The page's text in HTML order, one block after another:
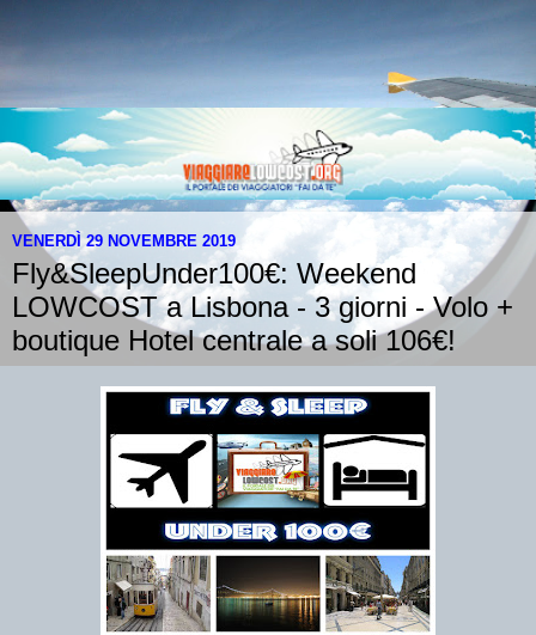
VENERDÌ 29 NOVEMBRE 2019
Fly&SleepUnder100€: Weekend
LOWCOST a Lisbona - 3 giorni - Volo +
boutique Hotel centrale a soli 106€!